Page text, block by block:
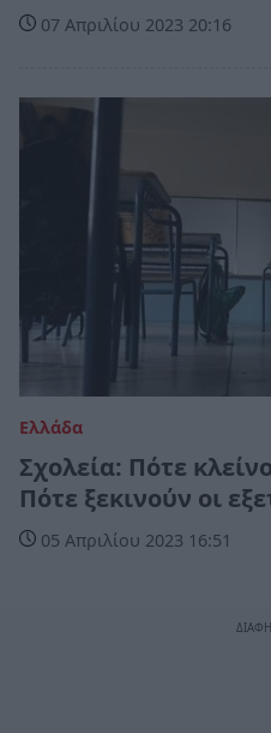
07 Απριλίου 2023 20:16
Ελλάδα
Σχολεία: Πότε
Πότε ξεκινούν οι
05 Απριλίου 2023 16:51